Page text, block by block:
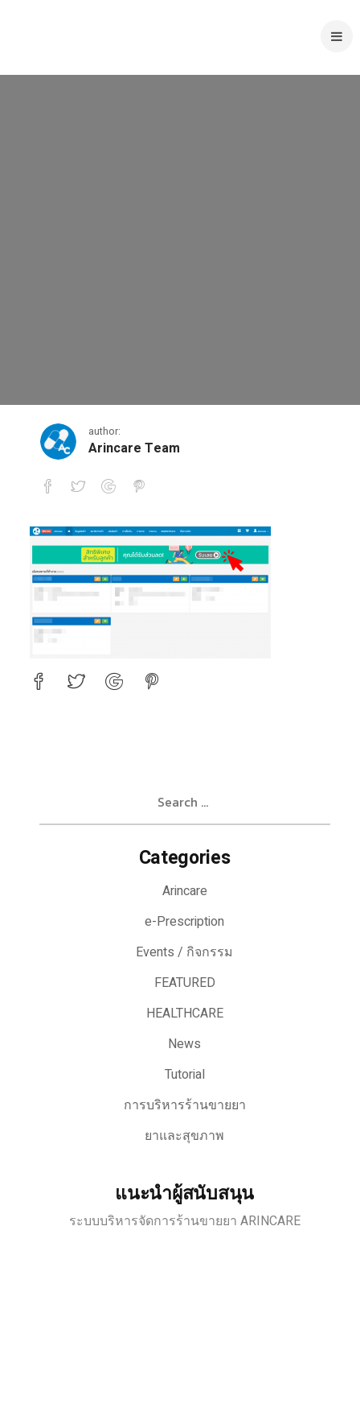
0-1 author:
Arincare Team
0-1
Categories
Arincare
e-Prescription
Events / กิจกรรม
FEATURED
HEALTHCARE
News
Tutorial
การบริหารร้านขายยา
ยาและสุขภาพ
แนะนำผู้สนับสนุน
ระบบบริหารจัดการร้านขายยา ARINCARE